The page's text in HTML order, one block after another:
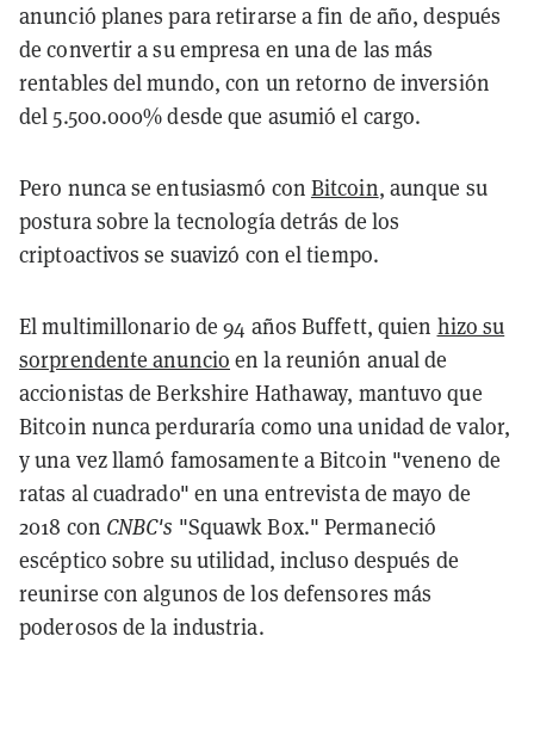
anunció planes para retirarse a fin de año, después
de convertir a su empresa en una de las más
rentables del mundo, con un retorno de inversión
del 5.500.000% desde que asumió el cargo.
Pero nunca se entusiasmó con Bitcoin, aunque su
postura sobre la tecnología detrás de los
criptoactivos se suavizó con el tiempo.
El multimillonario de 94 años Buffett, quien hizo su
sorprendente anuncio en la reunión anual de
accionistas de Berkshire Hathaway, mantuvo que
Bitcoin nunca perduraría como una unidad de valor,
y una vez llamó famosamente a Bitcoin "veneno de
ratas al cuadrado" en una entrevista de mayo de
2018 con CNBC's "Squawk Box." Permaneció
escéptico sobre su utilidad, incluso después de
reunirse con algunos de los defensores más
poderosos de la industria.